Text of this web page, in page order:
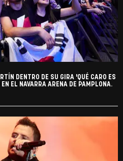
DENTRO DE SU GIRA 'QUÉ CARO ES
EL NAVARRA ARENA DE PAMPLONA.